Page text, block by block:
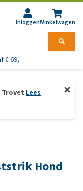
InloggenWinkelwagen
€ 69,-
Trovet Lees
Hond